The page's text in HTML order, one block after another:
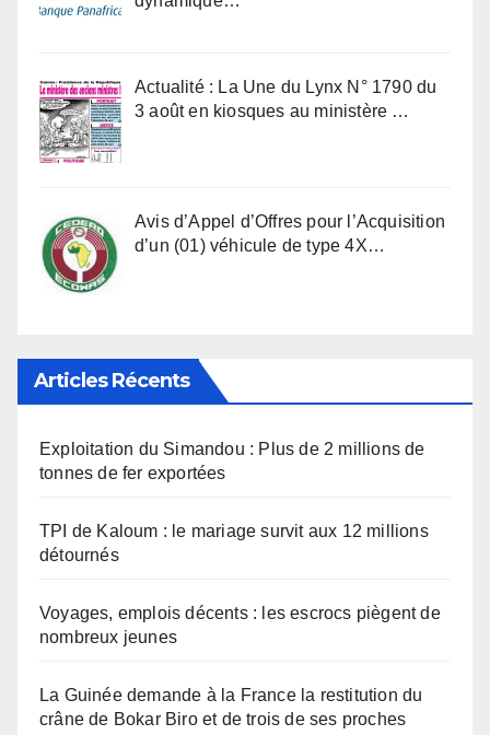
Actualité : La Une du Lynx N° 1790 du
3 août en kiosques au ministère …
Avis d’Appel d’Offres pour l’Acquisition
d’un (01) véhicule de type 4X…
Articles Récents
Exploitation du Simandou : Plus de 2 millions de
tonnes de fer exportées
TPI de Kaloum : le mariage survit aux 12 millions
détournés
Voyages, emplois décents : les escrocs piègent de
nombreux jeunes
La Guinée demande à la France la restitution du
crâne de Bokar Biro et de trois de ses proches